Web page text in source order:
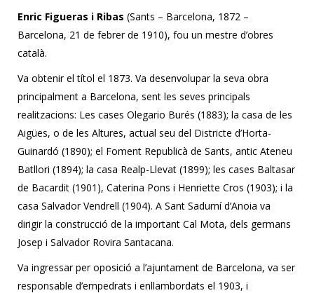
Enric Figueras i Ribas (Sants – Barcelona, 1872 –
Barcelona, 21 de febrer de 1910), fou un mestre d’obres
català.
Va obtenir el títol el 1873. Va desenvolupar la seva obra
principalment a Barcelona, sent les seves principals
realitzacions: Les cases Olegario Burés (1883); la casa de les
Aigües, o de les Altures, actual seu del Districte d’Horta-
Guinardó (1890); el Foment Republicà de Sants, antic Ateneu
Batllori (1894); la casa Realp-Llevat (1899); les cases Baltasar
de Bacardit (1901), Caterina Pons i Henriette Cros (1903); i la
casa Salvador Vendrell (1904). A Sant Sadurní d’Anoia va
dirigir la construcció de la important Cal Mota, dels germans
Josep i Salvador Rovira Santacana.
Va ingressar per oposició a l’ajuntament de Barcelona, va ser
responsable d’empedrats i enllambordats el 1903, i